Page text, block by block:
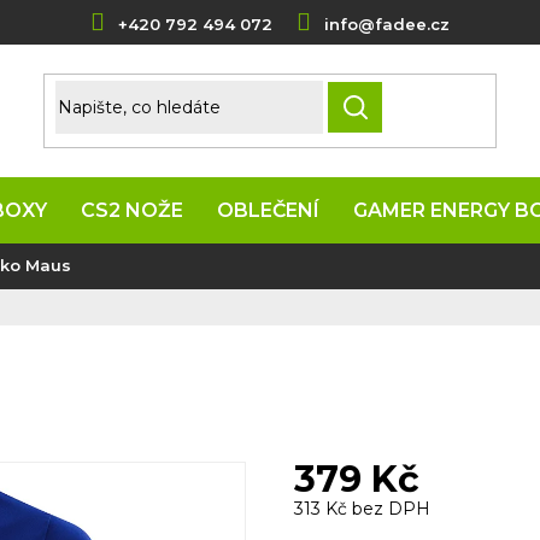
+420 792 494 072 info@fadee.cz
HLEDAT
CS2 NOŽE OBLEČENÍ GAMER ENERGY
Maus
379 Kč
313 Kč bez DPH